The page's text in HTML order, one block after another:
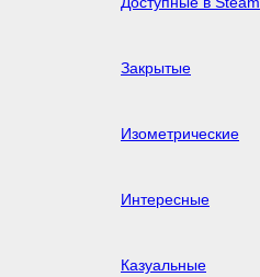
Закрытые
Изометрические
Интересные
Казуальные